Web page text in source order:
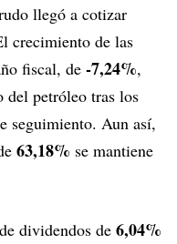
llegó a cotizar
crecimiento de las
fiscal, de -7,24%,
petróleo tras los
seguimiento. Aun así,
63,18% se mantiene
dividendos de 6,04%